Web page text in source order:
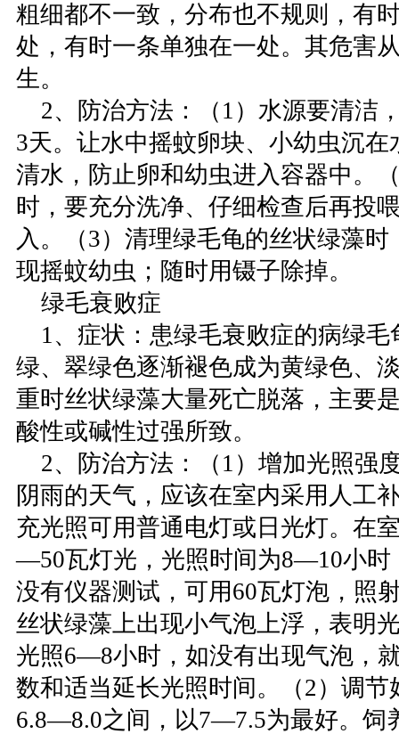
粗细都不一致，分布也不规则，有
处，有时一条单独在一处。其危害
生。
2、防治方法：（1）水源要清洁
3天。让水中摇蚊卵块、小幼虫沉
清水，防止卵和幼虫进入容器中。
时，要充分洗净、仔细检查后再投
入。（3）清理绿毛龟的丝状绿藻
现摇蚊幼虫；随时用镊子除掉。
绿毛衰败症
1、症状：患绿毛衰败症的病绿毛
绿、翠绿色逐渐褪色成为黄绿色、
重时丝状绿藻大量死亡脱落，主要
酸性或碱性过强所致。
2、防治方法：（1）增加光照强
阴雨的天气，应该在室内采用人工
充光照可用普通电灯或日光灯。在
—50瓦灯光，光照时间为8—10小时
没有仪器测试，可用60瓦灯泡，照
丝状绿藻上出现小气泡上浮，表明
光照6—8小时，如没有出现气泡，
数和适当延长光照时间。（2）调节
6.8—8.0之间，以7—7.5为最好。饲